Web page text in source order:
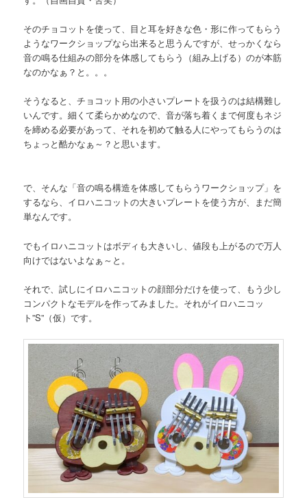
そのチョコットを使って、目と耳を好きな色・形に作ってもらう
ようなワークショップなら出来ると思うんですが、せっかくなら
音の鳴る仕組みの部分を体感してもらう（組み上げる）のが本筋
なのかなぁ？と。。。
そうなると、チョコット用の小さいプレートを扱うのは結構難し
いんです。細くて柔らかめなので、音が落ち着くまで何度もネジ
を締める必要があって、それを初めて触る人にやってもらうのは
ちょっと酷かなぁ～？と思います。
で、そんな「音の鳴る構造を体感してもらうワークショップ」を
するなら、イロハニコットの大きいプレートを使う方が、まだ簡
単なんです。
でもイロハニコットはボディも大きいし、値段も上がるので万人
向けではないよなぁ～と。
それで、試しにイロハニコットの顔部分だけを使って、もう少し
コンパクトなモデルを作ってみました。それがイロハニコッ
ト”S”（仮）です。